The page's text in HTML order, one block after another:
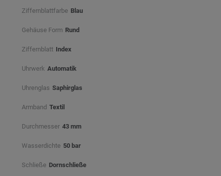
Ziffernblattfarbe Blau⠀
Gehäuse Form Rund
Ziffernblatt Index
Uhrwerk Automatik
Uhrenglas Saphirglas
Armband Textil
Durchmesser 43 mm
Wasserdichte 50 bar
Schließe Dornschließe